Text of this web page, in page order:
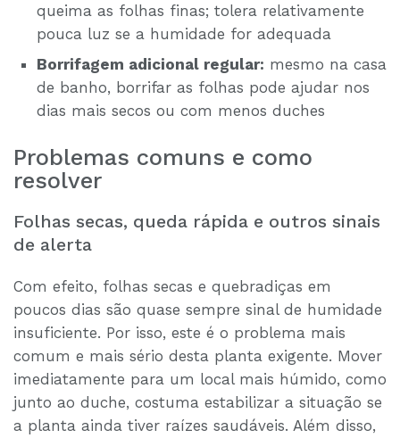
queima as folhas finas; tolera relativamente
pouca luz se a humidade for adequada
Borrifagem adicional regular: mesmo na casa
de banho, borrifar as folhas pode ajudar nos
dias mais secos ou com menos duches
Problemas comuns e como
resolver
Folhas secas, queda rápida e outros sinais
de alerta
Com efeito, folhas secas e quebradiças em
poucos dias são quase sempre sinal de humidade
insuficiente. Por isso, este é o problema mais
comum e mais sério desta planta exigente. Mover
imediatamente para um local mais húmido, como
junto ao duche, costuma estabilizar a situação se
a planta ainda tiver raízes saudáveis. Além disso,